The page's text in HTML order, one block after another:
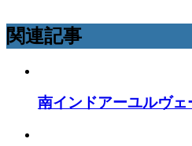
関連記事
南インドアーユルヴ